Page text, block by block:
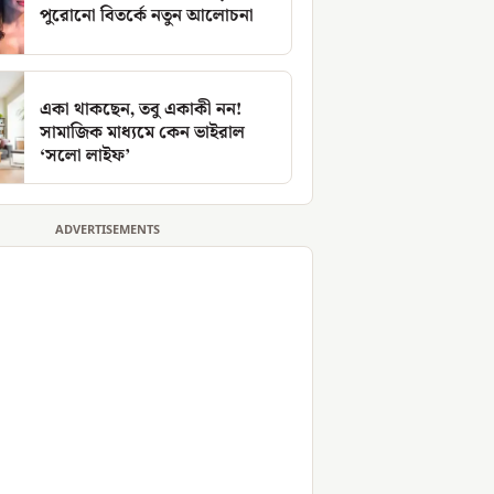
পুরোনো বিতর্কে নতুন আলোচনা
একা থাকছেন, তবু একাকী নন!
সামাজিক মাধ্যমে কেন ভাইরাল
‘সলো লাইফ’
ADVERTISEMENTS